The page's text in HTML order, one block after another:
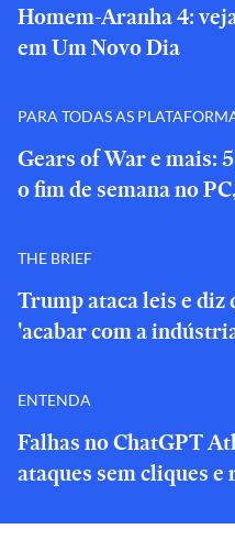
Homem-Aranha 4:
em Um Novo Dia
PARA TODAS AS
Gears of War e mais:
o fim de semana no
THE BRIEF
Trump ataca leis e diz
'acabar com a
ENTENDA
Falhas no ChatGPT
ataques sem cliques e